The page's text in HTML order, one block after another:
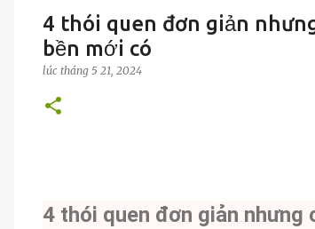
4 thói quen đơn giản
bền mới có
lúc tháng 5 21, 2024
4 thói quen đơn giản nhưng